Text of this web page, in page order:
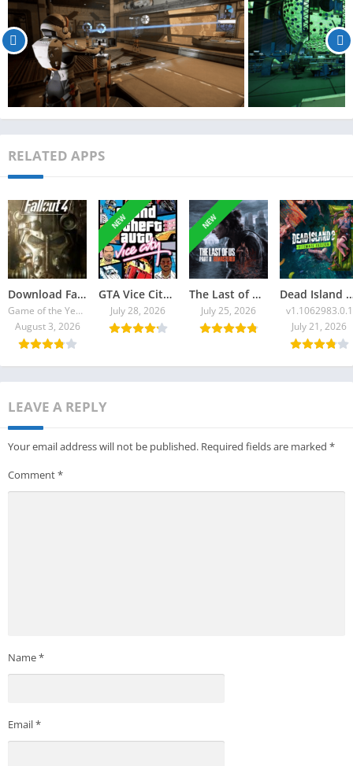
RELATED APPS
Download Fallout 4 Torrent
Game of the Year Edition v1.10.980.0
August 3, 2026
NEW
GTA Vice City 2026 Torrent
July 28, 2026
NEW
The Last of Us Part II Remastered Torrent Baixar
July 25, 2026
Dead Island 2:
v1.1062983.0.1
July 21, 2026
LEAVE A REPLY
Your email address will not be published. Required fields are marked *
Comment*
Name*
Email*